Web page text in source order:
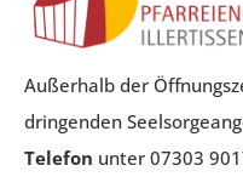
Außerhalb der
dringenden
Telefon unter 07303